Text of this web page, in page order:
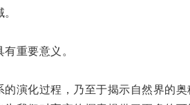
重要意义。
演化过程，乃至于揭示自然界的奥